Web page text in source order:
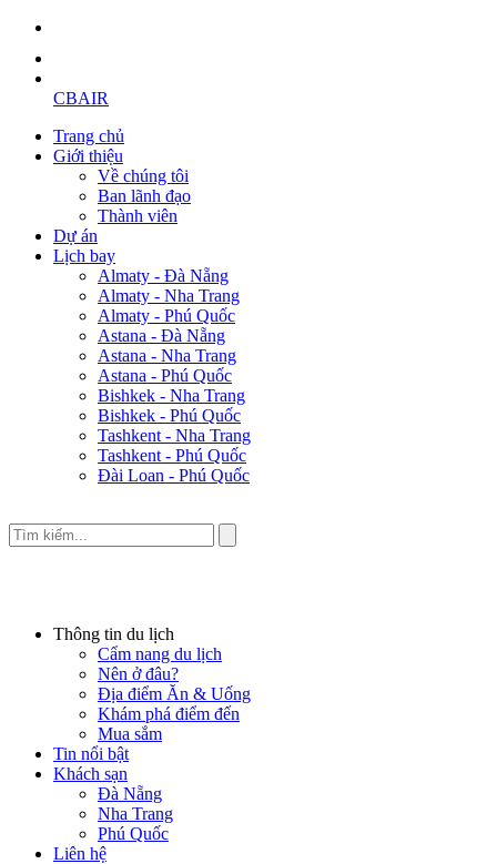
CBAIR
Trang chủ
Giới thiệu
Về chúng tôi
Ban lãnh đạo
Thành viên
Dự án
Lịch bay
Almaty - Đà Nẵng
Almaty - Nha Trang
Almaty - Phú Quốc
Astana - Đà Nẵng
Astana - Nha Trang
Astana - Phú Quốc
Bishkek - Nha Trang
Bishkek - Phú Quốc
Tashkent - Nha Trang
Tashkent - Phú Quốc
Đài Loan - Phú Quốc
Thông tin du lịch
Cẩm nang du lịch
Nên ở đâu?
Địa điểm Ăn & Uống
Khám phá điểm đến
Mua sắm
Tin nổi bật
Khách sạn
Đà Nẵng
Nha Trang
Phú Quốc
Liên hệ